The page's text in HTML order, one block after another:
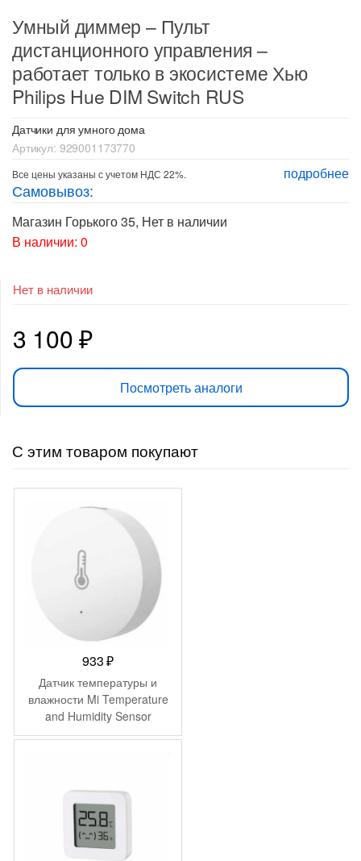
Умный диммер – Пульт
дистанционного управления –
работает только в экосистеме Хью
Philips Hue DIM Switch RUS
Датчики для умного дома
Артикул: 929001173770
подробнее
Все цены указаны с учетом НДС 22%.
Самовывоз:
Магазин Горького 35, Нет в наличии
В наличии: 0
Нет в наличии
3 100₽
Посмотреть аналоги
С этим товаром покупают
933₽
Датчик температуры и
влажности Mi Temperature
and Humidity Sensor
WSDCGQ01LM